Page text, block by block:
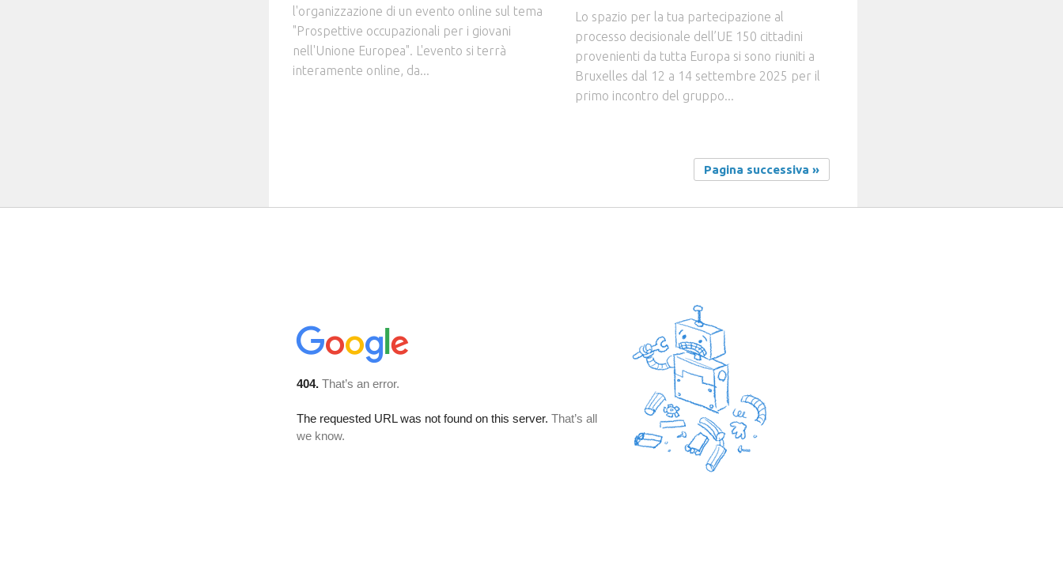
l'organizzazione di un evento online sul tema
"Prospettive occupazionali per i giovani
nell'Unione Europea". L'evento si terrà
interamente online, da...
Lo spazio per la tua partecipazione al
processo decisionale dell’UE 150 cittadini
provenienti da tutta Europa si sono riuniti a
Bruxelles dal 12 a 14 settembre 2025 per il
primo incontro del gruppo...
Pagina successiva »